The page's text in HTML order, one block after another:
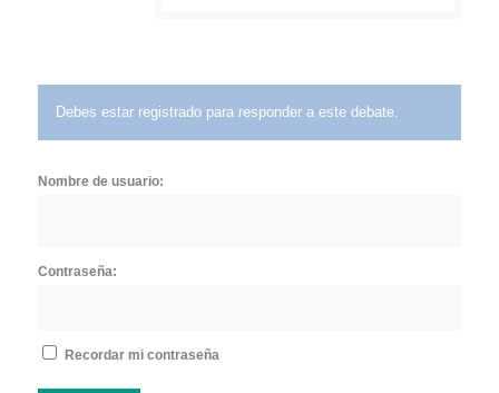
Debes estar registrado para responder a este debate.
Nombre de usuario:
Contraseña:
Recordar mi contraseña